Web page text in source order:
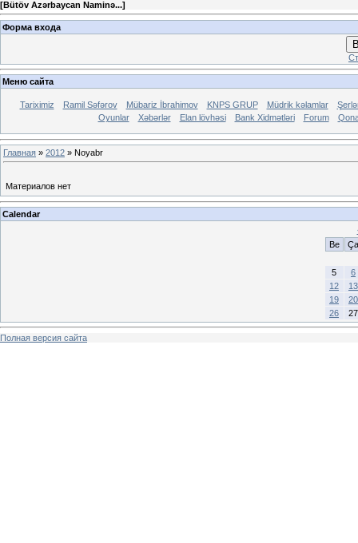
[Bütöv Azərbaycan Naminə...]
Форма входа
Меню сайта
Tariximiz Ramil Səfərov Mübariz İbrahimov KNPS GRUP Müdrik kəlamlar
Oyunlar
Xəbərlər Elan lövhəsi Bank Xidmətləri Forum
Главная » 2012 » Noyabr
Материалов нет
Calendar
Be
Ça
5
6
12
13
19
20
26
27
Полная версия сайта